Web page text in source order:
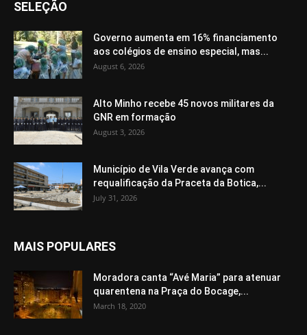
SELEÇÃO
Governo aumenta em 16% financiamento
aos colégios de ensino especial, mas...
August 6, 2026
Alto Minho recebe 45 novos militares da
GNR em formação
August 3, 2026
Município de Vila Verde avança com
requalificação da Praceta da Botica,...
July 31, 2026
MAIS POPULARES
Moradora canta “Avé Maria” para atenuar
quarentena na Praça do Bocage,...
March 18, 2020